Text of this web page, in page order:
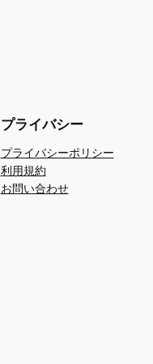
プライバシー
プライバシーポリシー
利用規約
お問い合わせ